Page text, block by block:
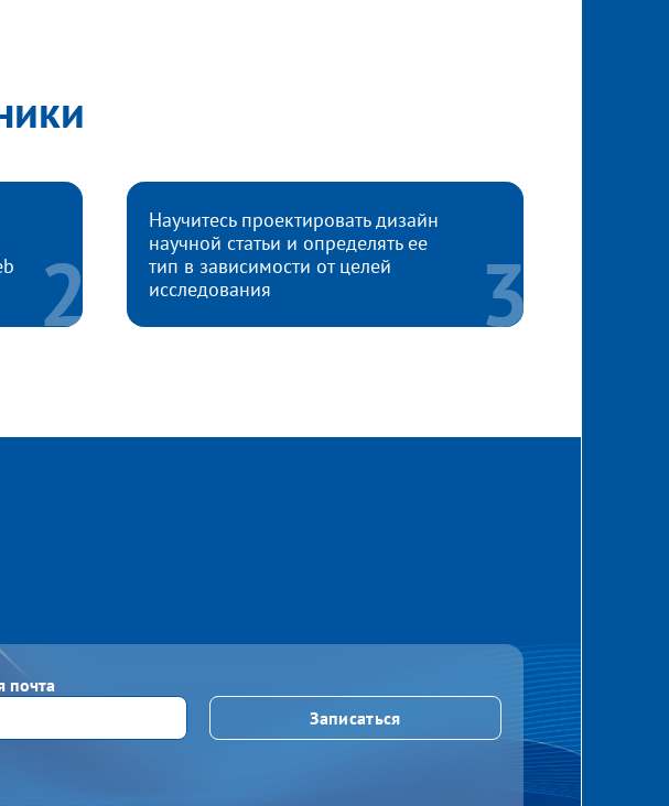
Научитесь проектировать дизайн
научной статьи и определять ее
тип в зависимости от целей
исследования
почта